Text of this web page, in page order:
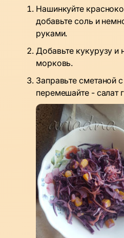
Нашинкуйте
добавьте соль и
руками.
Добавьте кукурузу
морковь.
Заправьте сметаной
перемешайте - салат